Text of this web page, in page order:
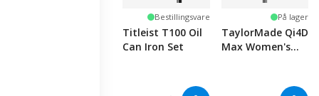
Bestillingsvare
Titleist T100 Oil
Can Iron Set
På lager
TaylorMade Qi4D
Max Women's